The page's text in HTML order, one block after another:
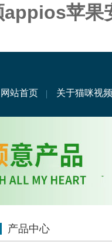
苹果
网站首页 关于猫咪视频
产品中心